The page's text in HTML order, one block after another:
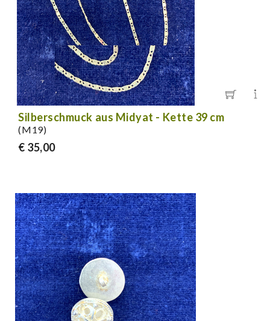
Silberschmuck aus Midyat - Kette 39 cm
(M19)
€ 35,00